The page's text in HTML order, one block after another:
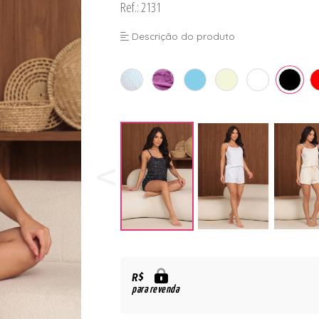
Ref.: 2131
Descrição do produto
R$
para revenda